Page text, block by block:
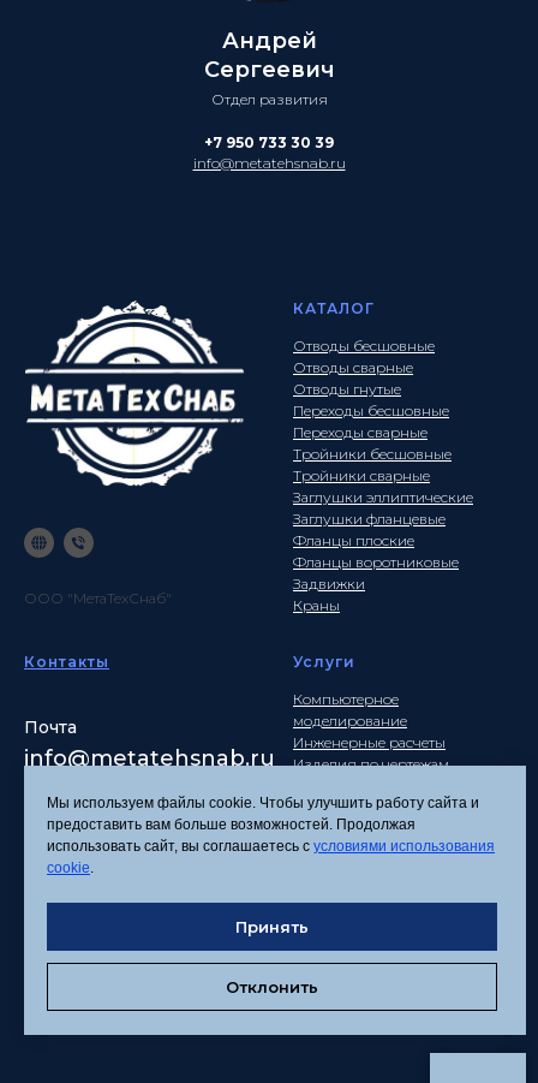
Андрей
Сергеевич
Отдел развития
+7 950 733 30 39
info@metatehsnab.ru
ООО "МетаТехСнаб"
КАТАЛОГ
Отводы бесшовные
Отводы сварные
Отводы гнутые
Переходы бесшовные
Переходы сварные
Тройники бесшовные
Тройники сварные
Заглушки эллиптические
Заглушки фланцевые
Фланцы плоские
Фланцы воротниковые
Задвижки
Краны
Контакты
Почта
info@metatehsnab.ru
Услуги
Компьютерное
моделирование
Инженерные расчеты
Изделия по чертежам
Политика
Согласие на обработку
персональных данных
Соглашение об
Мы используем файлы cookie. Чтобы улучшить работу сайта и
предоставить вам больше возможностей. Продолжая
использовать сайт, вы соглашаетесь с условиями использования
cookie.
Принять
Отклонить